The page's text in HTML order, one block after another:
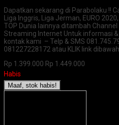
Dapatkan sekarang di Parabolaku !!
Liga Inggris, Liga Jerman, EURO
TOP Dunia lainnya ditambah
Streaming Internet Untuk informasi &
kontak kami – Telp & SMS
081227228172 atau KLIK link
Rp 1.399.000 Rp 1.449.000
Habis
Maaf, stok habis!